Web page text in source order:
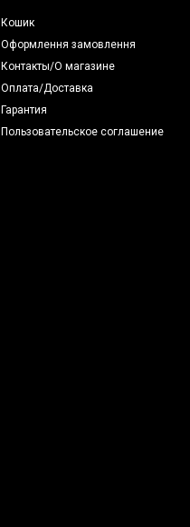
Кошик
Оформлення замовлення
Контакты/О магазине
Оплата/Доставка
Гарантия
Пользовательское соглашение